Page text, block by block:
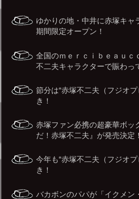
ゆかりの地・中井に赤塚キャ
期間限定オープン！
全国のｍｅｒｃｉｂｅａｕｃ
不二夫キャラクターで賑わっ
節分は“赤塚不二夫（フジオ
き！
赤塚ファン必携の超豪華ボッ
だ！赤塚不二夫』が発売決定！
今年も“赤塚不二夫（フジオ
き！
バカボンのパパが「イクメン